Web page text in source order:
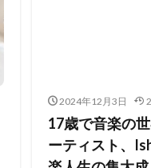
2024年12月3日
17歳で音楽の
ーティスト、